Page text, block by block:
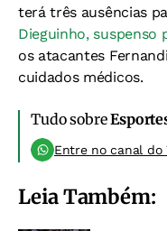
terá três ausências
Dieguinho,
os atacantes
cuidados médicos.
Tudo sobre
Entre no canal do
Leia Também: